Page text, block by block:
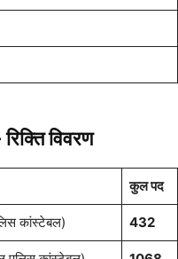
विवरण
कुल पद
कांस्टेबल) 432